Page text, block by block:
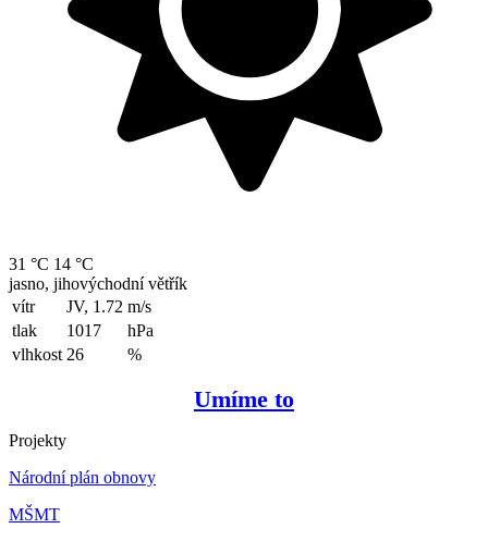
31 °C 14 °C
jasno, jihovýchodní větřík
vítr
JV, 1.72 m/s
tlak
1017
hPa
vlhkost 26 %
Umíme to
Projekty
Národní plán obnovy
MŠMT